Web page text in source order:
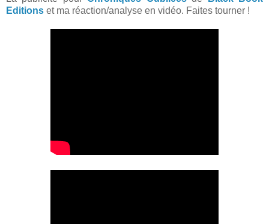
Editions et ma réaction/analyse en vidéo. Faites tourner !